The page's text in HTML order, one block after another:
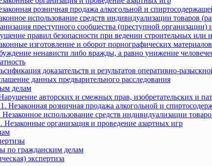
розничная продажа алкогольной и
использование средств индивидуализации товаров
преступного сообщества (преступной организации)
правил безопасности при ведении строительных или
изготовление и оборот порнографических
ненависти либо вражды, а равно унижение
доказательств и результатов оперативно-
данных предварительного расследования
делам
авторских и смежных прав, изобретательских и
Незаконная розничная продажа алкогольной и
использование средств индивидуализации
организация и проведение азартных игр
по гражданским делам
экспертиза